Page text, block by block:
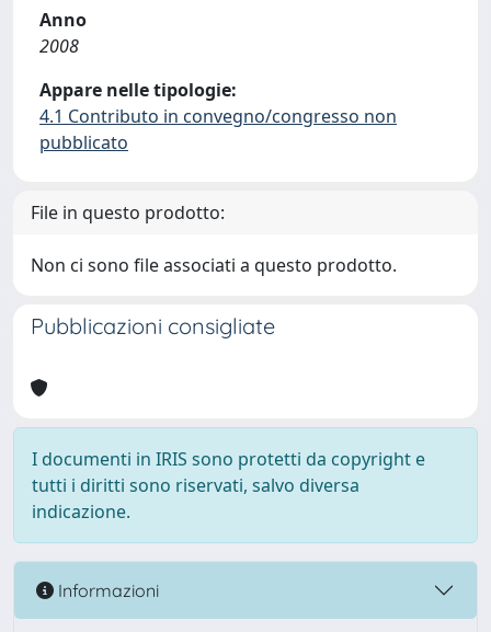
Anno
2008
Appare nelle tipologie:
4.1 Contributo in convegno/congresso non
pubblicato
File in questo prodotto:
Non ci sono file associati a questo prodotto.
Pubblicazioni consigliate
I documenti in IRIS sono protetti da copyright e
tutti i diritti sono riservati, salvo diversa
indicazione.
Informazioni